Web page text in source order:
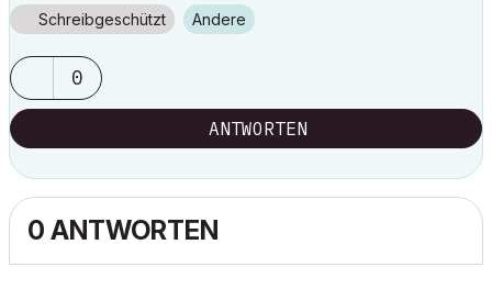
Schreibgeschützt Andere
0
ANTWORTEN
0 ANTWORTEN